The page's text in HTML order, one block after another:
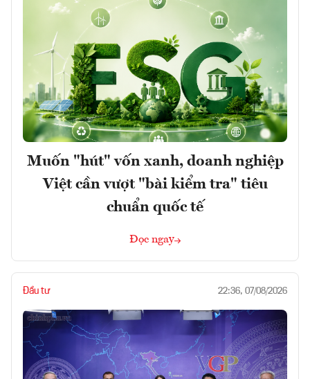
Muốn "hút" vốn xanh, doanh nghiệp
Việt cần vượt "bài kiểm tra" tiêu
chuẩn quốc tế
Đọc ngay
Đầu tư 22:36, 07/08/2026